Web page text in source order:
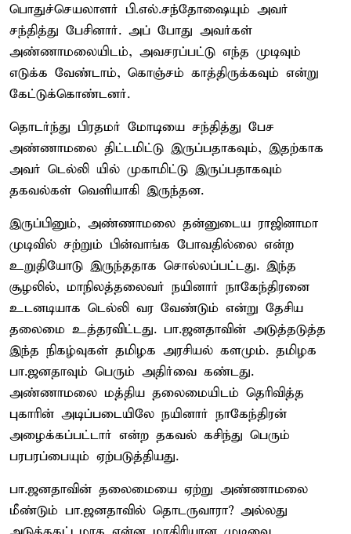
பொதுச்செயலாளர் பி.எல்.சந்தோஷையும் அவர்
சந்தித்து பேசினார். அப் போது அவர்கள்
அண்ணாமலையிடம், அவசரப்பட்டு எந்த முடிவும்
எடுக்க வேண்டாம், கொஞ்சம் காத்திருக்கவும் என்று
கேட்டுக்கொண்டனர்.
தொடர்ந்து பிரதமர் மோடியை சந்தித்து பேச
அண்ணாமலை திட்டமிட்டு இருப்பதாகவும், இதற்காக
அவர் டெல்லி யில் முகாமிட்டு இருப்பதாகவும்
தகவல்கள் வெளியாகி இருந்தன.
இருப்பினும், அண்ணாமலை தன்னுடைய ராஜினாமா
முடிவில் சற்றும் பின்வாங்க போவதில்லை என்ற
உறுதியோடு இருந்ததாக சொல்லப்பட்டது. இந்த
சூழலில், மாநிலத்தலைவர் நயினார் நாகேந்திரனை
உடனடியாக டெல்லி வர வேண்டும் என்று தேசிய
தலைமை உத்தரவிட்டது. பா.ஜனதாவின் அடுத்தடுத்த
இந்த நிகழ்வுகள் தமிழக அரசியல் களமும். தமிழக
பா.ஜனதாவும் பெரும் அதிர்வை கண்டது.
அண்ணாமலை மத்திய தலைமையிடம் தெரிவித்த
புகாரின் அடிப்படையிலே நயினார் நாகேந்திரன்
அழைக்கப்பட்டார் என்ற தகவல் கசிந்து பெரும்
பரபரப்பையும் ஏற்படுத்தியது.
பா.ஜனதாவின் தலைமையை ஏற்று அண்ணாமலை
மீண்டும் பா.ஜனதாவில் தொடருவாரா? அல்லது